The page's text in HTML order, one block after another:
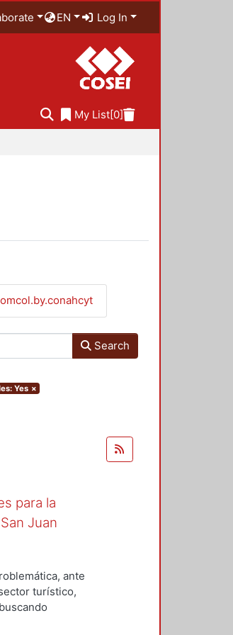
EN Log In
My List[0]
Search
Yes ×
para la
Juan
ante
turístico,